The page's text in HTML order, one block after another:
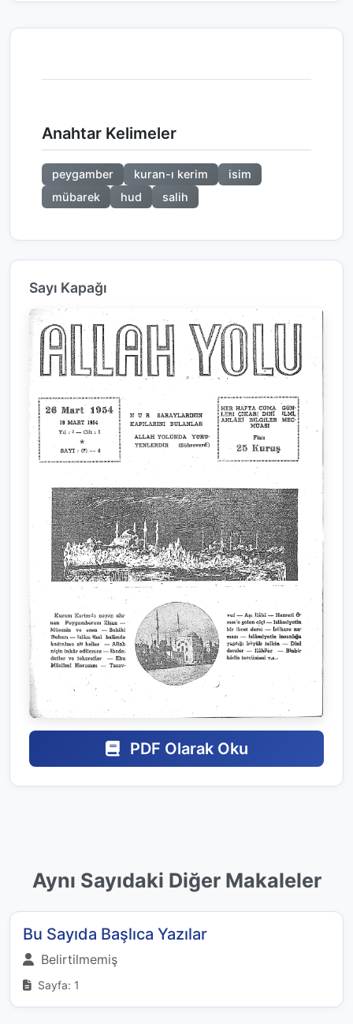
Anahtar Kelimeler
peygamber kuran-ı kerim
isim
mübarek
hud salih
Sayı Kapağı
PDF Olarak Oku
Aynı Sayıdaki Diğer Makaleler
Bu Sayıda Başlıca Yazılar
Belirtilmemiş
Sayfa: 1